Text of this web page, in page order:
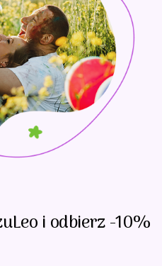
i odbierz -10%